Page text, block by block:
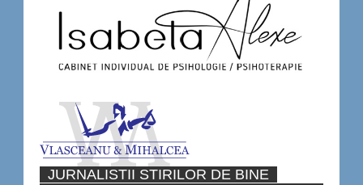
JURNALISTII STIRILOR DE BINE